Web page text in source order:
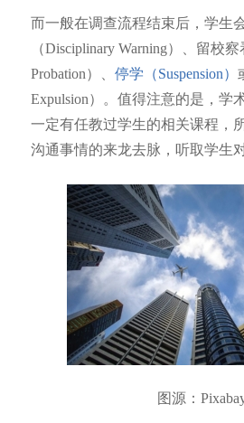
而一般在调查流程结束后，学生
（Disciplinary Warning）、留校
Probation）、 停学（Suspension）
Expulsion）。值得注意的是，学
一定有任教过学生的相关课程，
沟通事情的来龙去脉，听取学生
图源：